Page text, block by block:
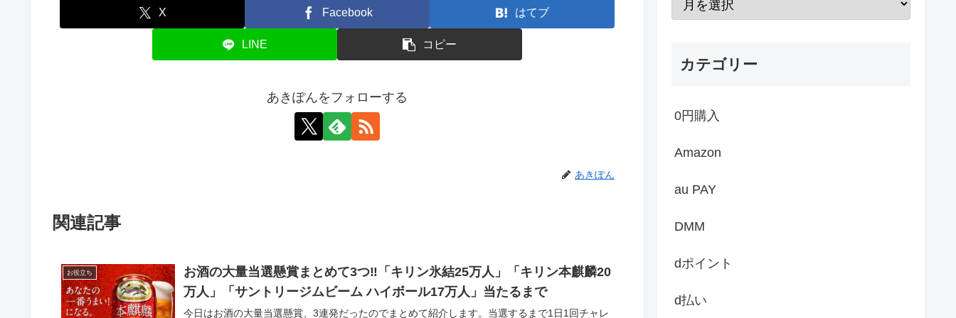
X Facebook はてブ
LINE コピー
あきぽんをフォローする
あきぽん
関連記事
お役立ち
お酒の大量当選懸賞まとめて3つ‼「キリン氷結25万人」「キリン本麒麟20
万人」「サントリージムビーム ハイボール17万人」当たるまで
今日はお酒の大量当選懸賞、3連発だったのでまとめて紹介します。当選するまで1日1回チャレ
カテゴリー
0円購入
Amazon
au PAY
DMM
dポイント
d払い